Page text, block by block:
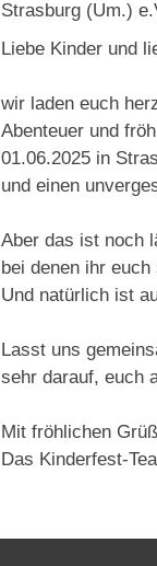
Strasburg (Um.)
Liebe Kinder und
wir laden euch
Abenteuer und
01.06.2025 in
und einen
Aber das ist noch
bei denen ihr
Und natürlich ist
Lasst uns
sehr darauf, euch
Mit fröhlichen
Das Kinderfest-